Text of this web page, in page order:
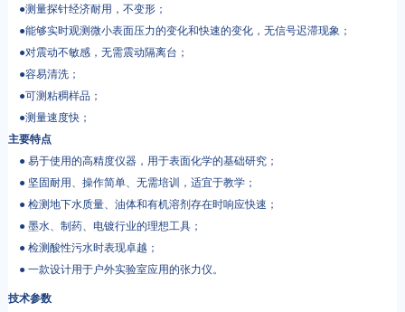
●测量探针经济耐用，不变形；
●能够实时观测微小表面压力的变化和快速的变化，无信号迟滞现象；
●对震动不敏感，无需震动隔离台；
●容易清洗；
●可测粘稠样品；
●测量速度快；
主要特点
● 易于使用的高精度仪器，用于表面化学的基础研究；
● 坚固耐用、操作简单、无需培训，适宜于教学；
● 检测地下水质量、油体和有机溶剂存在时响应快速；
● 墨水、制药、电镀行业的理想工具；
● 检测酸性污水时表现卓越；
● 一款设计用于户外实验室应用的张力仪。
技术参数